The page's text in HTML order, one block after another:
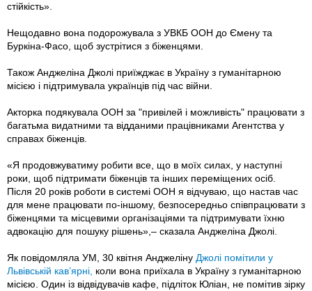
стійкість».
Нещодавно вона подорожувала з УВКБ ООН до Ємену та
Буркіна-Фасо, щоб зустрітися з біженцями.
Також Анджеліна Джолі приїжджає в Україну з гуманітарною
місією і підтримувала українців під час війни.
Акторка подякувала ООН за "привілей і можливість" працювати з
багатьма видатними та відданими працівниками Агентства у
справах біженців.
«Я продовжуватиму робити все, що в моїх силах, у наступні
роки, щоб підтримати біженців та інших переміщених осіб.
Після 20 років роботи в системі ООН я відчуваю, що настав час
для мене працювати по-іншому, безпосередньо співпрацювати з
біженцями та місцевими організаціями та підтримувати їхню
адвокацію для пошуку рішень»,– сказала Анджеліна Джолі.
Як повідомляла УМ, 30 квітня Анджеліну Джолі помітили у
Львівській кав’ярні, коли вона приїхала в Україну з гуманітарною
місією. Один із відвідувачів кафе, підліток Юліан, не помітив зірку